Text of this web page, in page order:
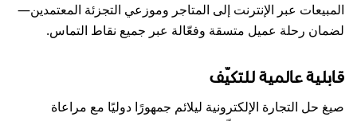
المبيعات عبر الإنترنت إلى المتاجر وموزعي التجزئة المعتمدين—
لضمان رحلة عميل متسقة وفعّالة عبر جميع نقاط التماس.
قابلية عالمية للتكيّف
صيغ حل التجارة الإلكترونية ليلائم جمهورًا دوليًا مع مراعاة